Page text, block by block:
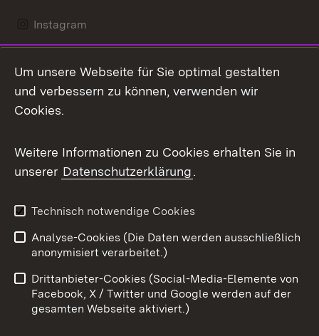
Instagram
Mastodon
Messenger
Social Wall
X / Twitter
Youtube
Benutzungshinweise
Barrierefreiheit
Datenschutz
Cookies
Um unsere Webseite für Sie optimal gestalten
und verbessern zu können, verwenden wir
Cookies.
Weitere Informationen zu Cookies erhalten Sie in
unserer Datenschutzerklärung.
Technisch notwendige Cookies
Analyse-Cookies (Die Daten werden ausschließlich
anonymisiert verarbeitet.)
Drittanbieter-Cookies (Social-Media-Elemente von
Facebook, X / Twitter und Google werden auf der
gesamten Webseite aktiviert.)